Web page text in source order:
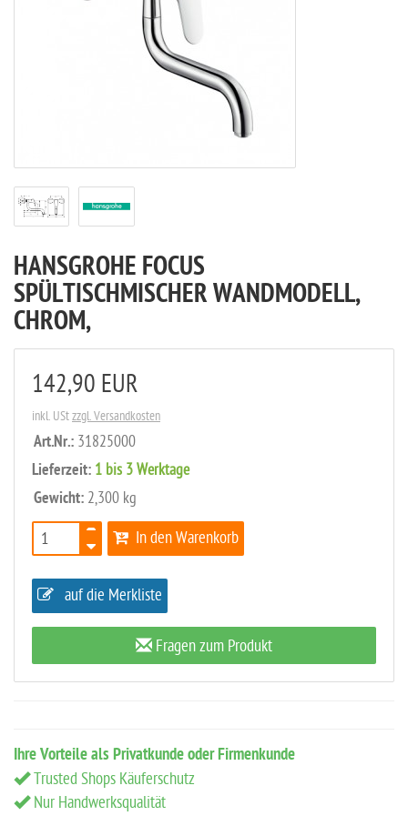
HANSGROHE FOCUS
SPÜLTISCHMISCHER WANDMODELL,
CHROM,
142,90 EUR
inkl. UStzzgl. Versandkosten
Art.Nr.: 31825000
Lieferzeit: 1 bis 3 Werktage
Gewicht: 2,300 kg
In den Warenkorb
auf die Merkliste
Fragen zum Produkt
Ihre Vorteile als Privatkunde oder Firmenkunde
Trusted Shops Käuferschutz
Nur Handwerksqualität